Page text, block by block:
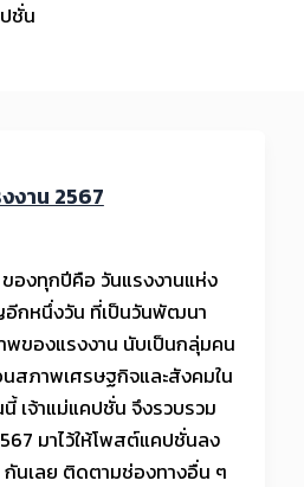
ชั่น
งาน 2567
องทุกปีคือ วันแรงงานแห่ง
กหนึ่งวัน ที่เป็นวันพัฒนา
ของแรงงาน นับเป็นกลุ่มคน
สภาพเศรษฐกิจและสังคมใน
เจ้าแม่แคปชั่น จึงรวบรวม
มาไว้ให้โพสต์แคปชั่นลง
นเลย ติดตามช่องทางอื่น ๆ